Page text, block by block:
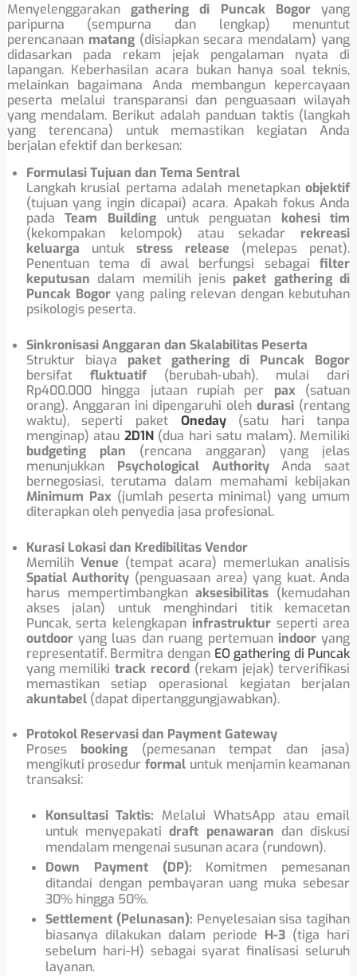
Menyelenggarakan gathering di Puncak Bogor yang
paripurna (sempurna dan lengkap) menuntut
perencanaan matang(disiapkan secara mendalam) yang
didasarkan pada rekam jejak pengalaman nyata di
lapangan. Keberhasilan acara bukan hanya soal teknis,
melainkan bagaimana Anda membangun kepercayaan
peserta melalui transparansi dan penguasaan wilayah
yang mendalam. Berikut adalah panduan taktis (langkah
yang terencana) untuk memastikan kegiatan Anda
berjalan efektif dan berkesan:
Formulasi Tujuan dan Tema Sentral
Langkah krusial pertama adalah menetapkanobjektif
(tujuan yang ingin dicapai) acara. Apakah fokus Anda
padaTeam Buildinguntuk penguatan kohesi tim
(kekompakan kelompok) atau sekadar rekreasi
keluarga untuk stress release (melepas penat).
Penentuan tema di awal berfungsi sebagaifilter
keputusan dalam memilih jenis paket gathering di
Puncak Bogoryang paling relevan dengan kebutuhan
psikologis peserta.
Sinkronisasi Anggaran dan Skalabilitas Peserta
Struktur biaya paket gathering di Puncak Bogor
bersifat fluktuatif(berubah-ubah), mulai dari
Rp400.000 hingga jutaan rupiah per pax(satuan
orang). Anggaran ini dipengaruhi oleh durasi (rentang
waktu), seperti paket Oneday(satu hari tanpa
menginap) atau 2D1N(dua hari satu malam). Memiliki
budgeting plan (rencana anggaran) yang jelas
menunjukkan Psychological AuthorityAnda saat
bernegosiasi, terutama dalam memahami kebijakan
Minimum Pax(jumlah peserta minimal) yang umum
diterapkan oleh penyedia jasa profesional.
Kurasi Lokasi dan Kredibilitas Vendor
Memilih Venue (tempat acara) memerlukan analisis
Spatial Authority (penguasaan area) yang kuat. Anda
harus mempertimbangkanaksesibilitas (kemudahan
akses jalan) untuk menghindari titik kemacetan
Puncak, serta kelengkapan infrastrukturseperti area
outdooryang luas dan ruang pertemuan indooryang
representatif. Bermitra dengan EO gathering di Puncak
yang memilikitrack record (rekam jejak) terverifikasi
memastikan setiap operasional kegiatan berjalan
akuntabel(dapat dipertanggungjawabkan).
Protokol Reservasi dan Payment Gateway
Proses booking (pemesanan tempat dan jasa)
mengikuti prosedurformal untuk menjamin keamanan
transaksi:
Konsultasi Taktis: Melalui WhatsApp atau email
untuk menyepakatidraft penawaran dan diskusi
mendalam mengenai susunan acara (rundown).
Down Payment (DP): Komitmen pemesanan
ditandai dengan pembayaran uang muka sebesar
30% hingga 50%.
Settlement (Pelunasan): Penyelesaian sisa tagihan
biasanya dilakukan dalam periode H-3 (tiga hari
sebelum hari-H) sebagai syarat finalisasi seluruh
layanan.